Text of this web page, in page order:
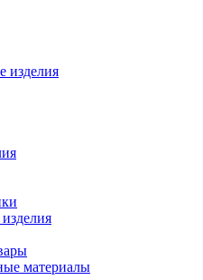
изделия
материалы